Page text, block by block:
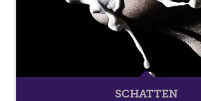
SCHATTEN